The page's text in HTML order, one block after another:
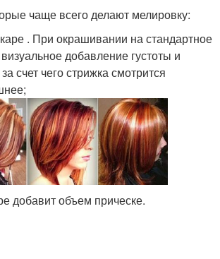
чаще всего делают мелировку:
. При окрашивании на стандартное
добавление густоты и
счет чего стрижка смотрится
добавит объем прическе.